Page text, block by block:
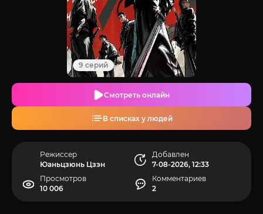
9 серий
Смотреть онлайн
В списках у людей
Режиссер
Юаньцзюнь Цзэн
Добавлен
7-08-2026, 12:33
Просмотров
10 006
Комментариев
2